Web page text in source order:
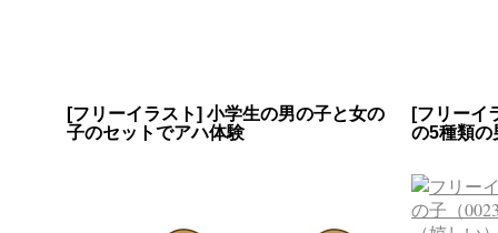
[フリーイラスト] 小学生の男の子と女の
子のセットでアハ体験
[フリーイ
の5種類の